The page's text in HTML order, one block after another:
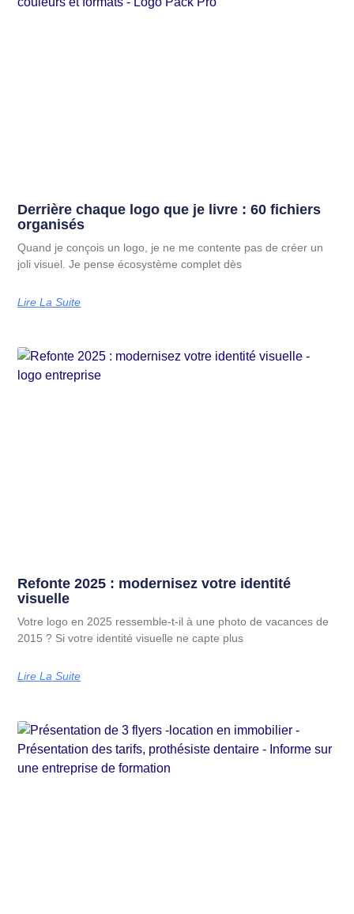
Derrière chaque logo que je livre : 60 fichiers
organisés
Quand je conçois un logo, je ne me contente pas de créer un
joli visuel. Je pense écosystème complet dès
Lire La Suite
Refonte 2025 : modernisez votre identité
visuelle
Votre logo en 2025 ressemble-t-il à une photo de vacances de
2015 ? Si votre identité visuelle ne capte plus
Lire La Suite